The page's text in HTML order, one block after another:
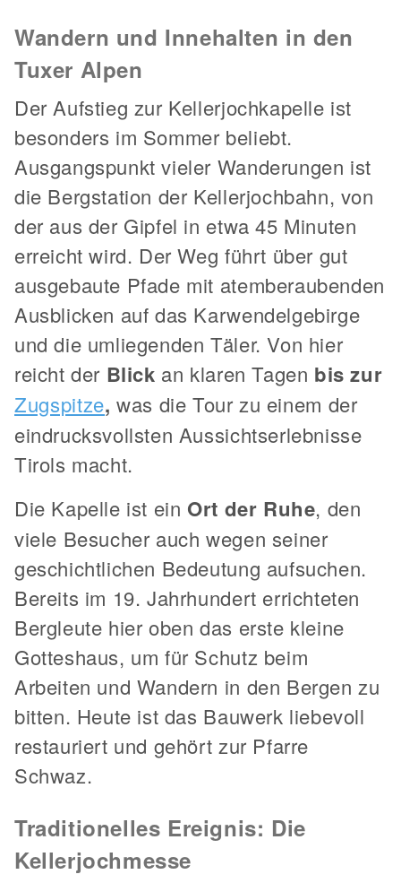
Wandern und Innehalten in den
Tuxer Alpen
Der Aufstieg zur Kellerjochkapelle ist
besonders im Sommer beliebt.
Ausgangspunkt vieler Wanderungen ist
die Bergstation der Kellerjochbahn, von
der aus der Gipfel in etwa 45 Minuten
erreicht wird. Der Weg führt über gut
ausgebaute Pfade mit atemberaubenden
Ausblicken auf das Karwendelgebirge
und die umliegenden Täler. Von hier
reicht der Blick an klaren Tagen bis zur
Zugspitze, was die Tour zu einem der
eindrucksvollsten Aussichtserlebnisse
Tirols macht.
Die Kapelle ist ein Ort der Ruhe, den
viele Besucher auch wegen seiner
geschichtlichen Bedeutung aufsuchen.
Bereits im 19. Jahrhundert errichteten
Bergleute hier oben das erste kleine
Gotteshaus, um für Schutz beim
Arbeiten und Wandern in den Bergen zu
bitten. Heute ist das Bauwerk liebevoll
restauriert und gehört zur Pfarre
Schwaz.
Traditionelles Ereignis: Die
Kellerjochmesse